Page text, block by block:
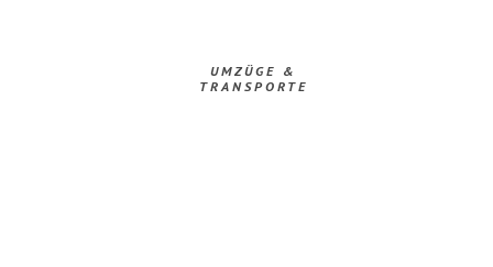
UMZÜGE &
TRANSPORTE